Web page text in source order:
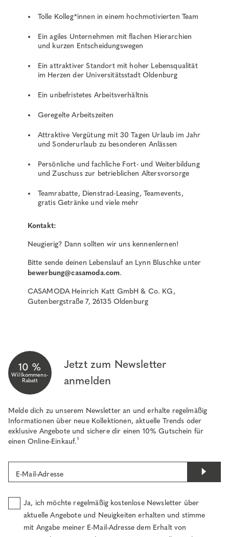
Tolle Kolleg*innen in einem hochmotivierten Team
Ein agiles Unternehmen mit flachen Hierarchien
und kurzen Entscheidungswegen
Ein attraktiver Standort mit hoher Lebensqualität
im Herzen der Universitätsstadt Oldenburg
Ein unbefristetes Arbeitsverhältnis
Geregelte Arbeitszeiten
Attraktive Vergütung mit 30 Tagen Urlaub im Jahr
und Sonderurlaub zu besonderen Anlässen
Persönliche und fachliche Fort- und Weiterbildung
und Zuschuss zur betrieblichen Altersvorsorge
Teamrabatte, Dienstrad-Leasing, Teamevents,
gratis Getränke und viele mehr
Kontakt:
Neugierig? Dann sollten wir uns kennenlernen!
Bitte sende deinen Lebenslauf an Lynn Bluschke unter
bewerbung@casamoda.com.
CASAMODA Heinrich Katt GmbH & Co. KG,
Gutenbergstraße 7, 26135 Oldenburg
10 %
Willkommens-
Rabatt
Jetzt zum Newsletter
anmelden
Melde dich zu unserem Newsletter an und erhalte regelmäßig
Informationen über neue Kollektionen, aktuelle Trends oder
exklusive Angebote und sichere dir einen 10% Gutschein für
einen Online-Einkauf.¹
E-Mail-Adresse
Ja, ich möchte regelmäßig kostenlose Newsletter über
aktuelle Angebote und Neuigkeiten erhalten und stimme
mit Angabe meiner E-Mail-Adresse dem Erhalt von